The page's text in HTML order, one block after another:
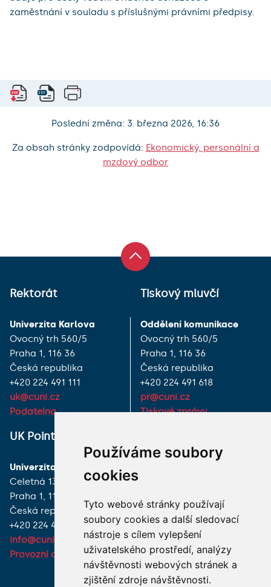
Používáme soubory
cookies
Tyto webové stránky používají
soubory cookies a další sledovací
nástroje s cílem vylepšení
uživatelského prostředí, analýzy
návštěvnosti webových stránek a
zjištění zdroje návštěvnosti.
zaměstnání v souladu s příslušnými právními předpisy.
Poslední změna: 3. března 2026, 16:36
Za obsah stránky zodpovídá: Ekonomický, personální a
mzdový odbor
Rektorát
Univerzita Karlova
Ovocný trh 560/5
Praha 1, 116 36
Česká republika
+420 224 491 111
uk@cuni.cz
Podatelna
Tiskový mluvčí
Oddělení komunikace
Ovocný trh 560/5
Praha 1, 116 36
Česká republika
+420 224 491 618
pr@cuni.cz
Tiskové zprávy
UK Point
Univerzita Karlova
Celetná 13
Praha 1, 116 36
Česká republika
+420 224 491 850
info@cuni.cz
Provozní doba a kontakty
JAK K NÁM?